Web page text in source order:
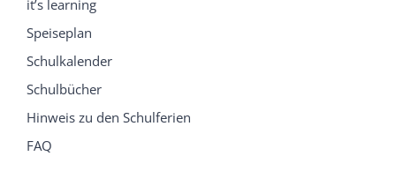
it’s learning
Speiseplan
Schulkalender
Schulbücher
Hinweis zu den Schulferien
FAQ